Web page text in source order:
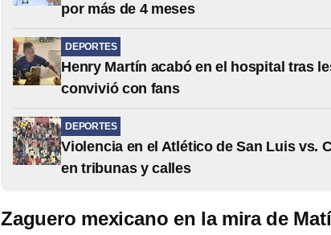
por más de 4 meses
DEPORTES
Henry Martín acabó en el hospital tras
convivió con fans
DEPORTES
Violencia en el Atlético de San Luis vs.
en tribunas y calles
Zaguero mexicano en la mira de